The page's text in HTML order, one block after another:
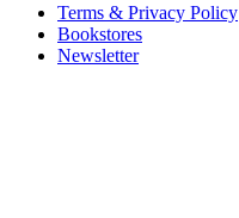
Terms & Privacy Policy
Bookstores
Newsletter